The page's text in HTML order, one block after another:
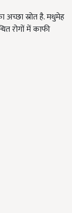
स्रोत है. मधुमेह
रोगों में काफी